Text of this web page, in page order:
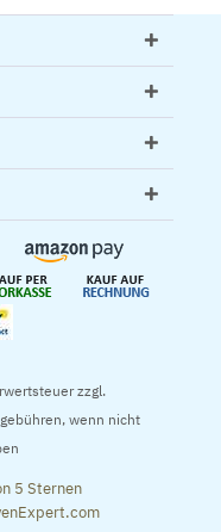
zzgl.
wenn nicht
5 Sternen